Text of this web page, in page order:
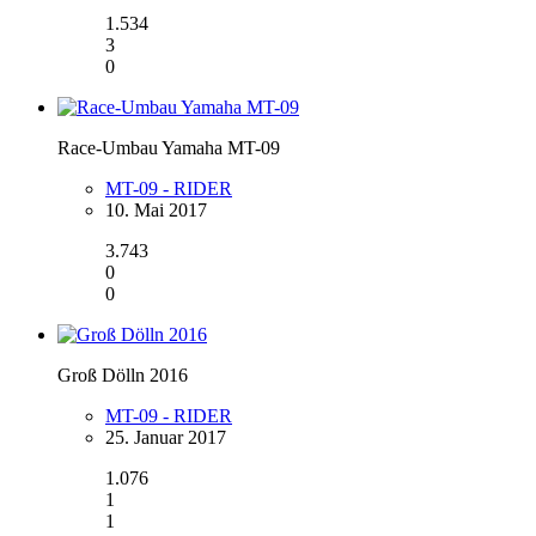
1.534
3
0
Race-Umbau Yamaha MT-09
MT-09 - RIDER
10. Mai 2017
3.743
0
0
Groß Dölln 2016
MT-09 - RIDER
25. Januar 2017
1.076
1
1